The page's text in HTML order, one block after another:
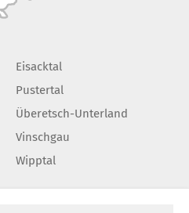
Eisacktal
Pustertal
Überetsch-Unterland
Vinschgau
Wipptal